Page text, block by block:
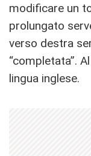
modificare un
prolungato
verso destra
“completata”.
lingua inglese.